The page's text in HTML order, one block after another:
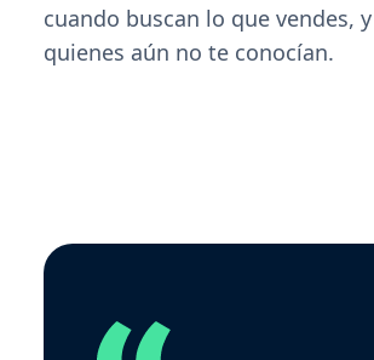
cuando buscan lo que vendes,
quienes aún no te conocían.